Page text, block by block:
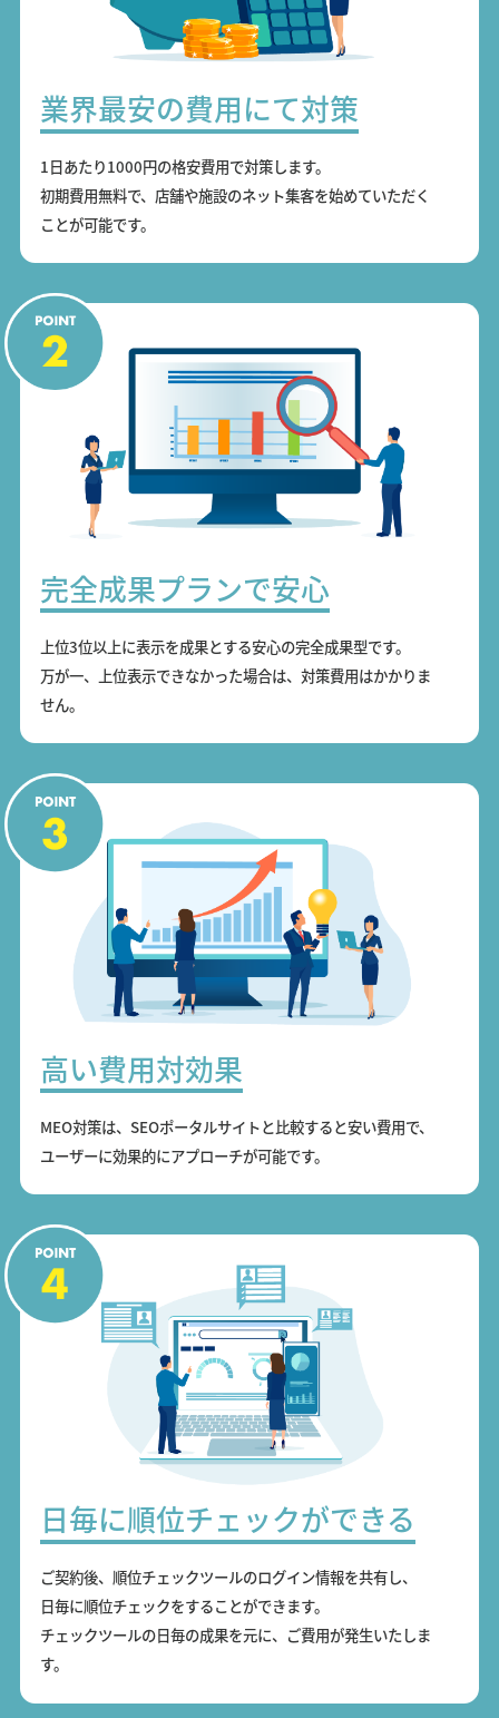
業界最安の費用にて対策
1日あたり1000円の格安費用で対策します。
初期費用無料で、店舗や施設のネット集客を始めていただく
ことが可能です。
完全成果プランで安心
上位3位以上に表示を成果とする安心の完全成果型です。
万が一、上位表示できなかった場合は、対策費用はかかりま
せん。
高い費用対効果
MEO対策は、SEOポータルサイトと比較すると安い費用で、
ユーザーに効果的にアプローチが可能です。
日毎に順位チェックができる
ご契約後、順位チェックツールのログイン情報を共有し、
日毎に順位チェックをすることができます。
チェックツールの日毎の成果を元に、ご費用が発生いたしま
す。